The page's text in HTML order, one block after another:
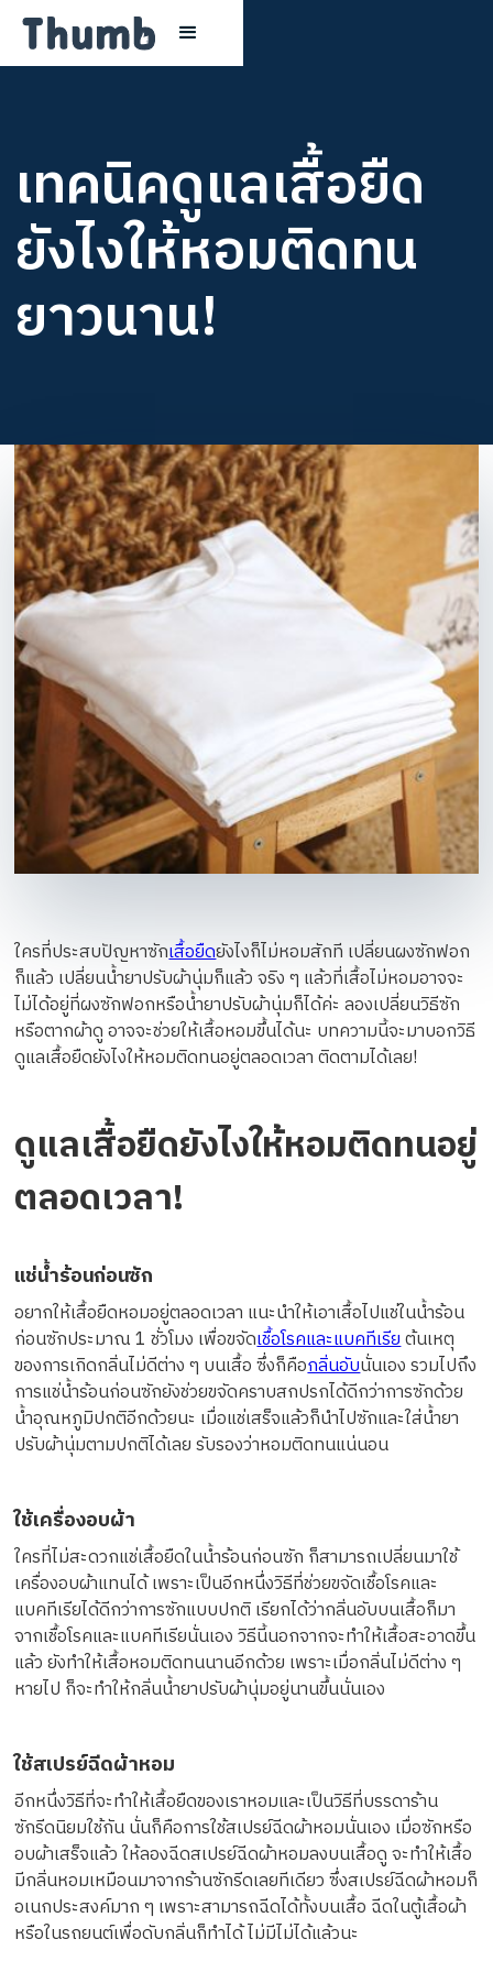
เทคนิคดูแลเสื้อยืด
ยังไงให้หอมติดทน
ยาวนาน!
ใครที่ประสบปัญหาซักเสื้อยืดยังไงก็ไม่หอมสักที เปลี่ยนผงซักฟอก
ก็แล้ว เปลี่ยนน้ำยาปรับผ้านุ่มก็แล้ว จริง ๆ แล้วที่เสื้อไม่หอมอาจจะ
ไม่ได้อยู่ที่ผงซักฟอกหรือน้ำยาปรับผ้านุ่มก็ได้ค่ะ ลองเปลี่ยนวิธีซัก
หรือตากผ้าดู อาจจะช่วยให้เสื้อหอมขึ้นได้นะ บทความนี้จะมาบอกวิธี
ดูแลเสื้อยืดยังไงให้หอมติดทนอยู่ตลอดเวลา ติดตามได้เลย!
ดูแลเสื้อยืดยังไงให้หอมติดทนอยู่
ตลอดเวลา!
แช่น้ำร้อนก่อนซัก
อยากให้เสื้อยืดหอมอยู่ตลอดเวลา แนะนำให้เอาเสื้อไปแช่ในน้ำร้อน
ก่อนซักประมาณ 1 ชั่วโมง เพื่อขจัดเชื้อโรคและแบคทีเรียต้นเหตุ
ของการเกิดกลิ่นไม่ดีต่าง ๆ บนเสื้อ ซึ่งก็คือกลิ่นอับนั่นเอง รวมไปถึง
การแช่น้ำร้อนก่อนซักยังช่วยขจัดคราบสกปรกได้ดีกว่าการซักด้วย
น้ำอุณหภูมิปกติอีกด้วยนะ เมื่อแช่เสร็จแล้วก็นำไปซักและใส่น้ำยา
ปรับผ้านุ่มตามปกติได้เลย รับรองว่าหอมติดทนแน่นอน
ใช้เครื่องอบผ้า
ใครที่ไม่สะดวกแช่เสื้อยืดในน้ำร้อนก่อนซัก ก็สามารถเปลี่ยนมาใช้
เครื่องอบผ้าแทนได้ เพราะเป็นอีกหนึ่งวิธีที่ช่วยขจัดเชื้อโรคและ
แบคทีเรียได้ดีกว่าการซักแบบปกติ เรียกได้ว่ากลิ่นอับบนเสื้อก็มา
จากเชื้อโรคและแบคทีเรียนั่นเอง วิธีนี้นอกจากจะทำให้เสื้อสะอาดขึ้น
แล้ว ยังทำให้เสื้อหอมติดทนนานอีกด้วย เพราะเมื่อกลิ่นไม่ดีต่าง ๆ
หายไป ก็จะทำให้กลิ่นน้ำยาปรับผ้านุ่มอยู่นานขึ้นนั่นเอง
ใช้สเปรย์ฉีดผ้าหอม
อีกหนึ่งวิธีที่จะทำให้เสื้อยืดของเราหอมและเป็นวิธีที่บรรดาร้าน
ซักรีดนิยมใช้กัน นั่นก็คือการใช้สเปรย์ฉีดผ้าหอมนั่นเอง เมื่อซักหรือ
อบผ้าเสร็จแล้ว ให้ลองฉีดสเปรย์ฉีดผ้าหอมลงบนเสื้อดู จะทำให้เสื้อ
มีกลิ่นหอมเหมือนมาจากร้านซักรีดเลยทีเดียว ซึ่งสเปรย์ฉีดผ้าหอมก็
อเนกประสงค์มาก ๆ เพราะสามารถฉีดได้ทั้งบนเสื้อ ฉีดในตู้เสื้อผ้า
หรือในรถยนต์เพื่อดับกลิ่นก็ทำได้ ไม่มีไม่ได้แล้วนะ